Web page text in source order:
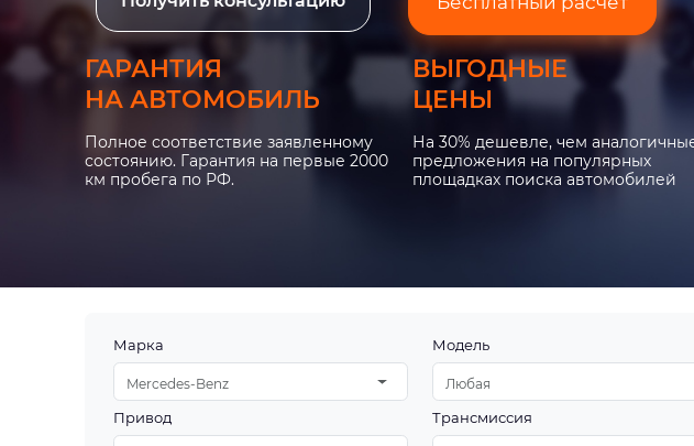
ГАРАНТИЯ
НА АВТОМОБИЛЬ
Полное соответствие заявленному
состоянию. Гарантия на первые 2000
км пробега по РФ.
ВЫГОДНЫЕ
ЦЕНЫ
На 30% дешевле, чем
предложения на популярных
площадках поиска автомобилей
Марка
Mercedes-Benz
Модель
Любая
Привод Трансмиссия